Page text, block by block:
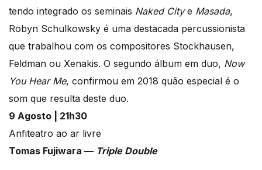
tendo integrado os seminais Naked Citye Masada,
Robyn Schulkowsky é uma destacada percussionista
que trabalhou com os compositores Stockhausen,
Feldman ou Xenakis. O segundo álbum em duo, Now
You Hear Me, confirmou em 2018 quão especial é o
som que resulta deste duo.
9 Agosto | 21h30
Anfiteatro ao ar livre
Tomas Fujiwara — Triple Double